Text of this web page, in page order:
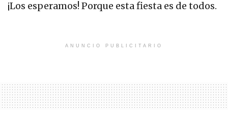
¡Los esperamos! Porque esta fiesta es de todos.
ANUNCIO PUBLICITARIO